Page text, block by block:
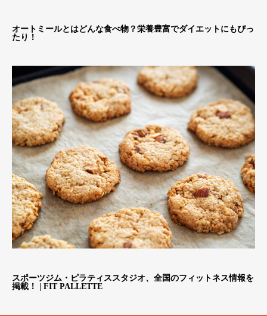
オートミールとはどんな食べ物？栄養豊富でダイエットにもぴっ
たり！
スポーツジム・ピラティススタジオ、全国のフィットネス情報を
掲載！ | FIT PALLETTE